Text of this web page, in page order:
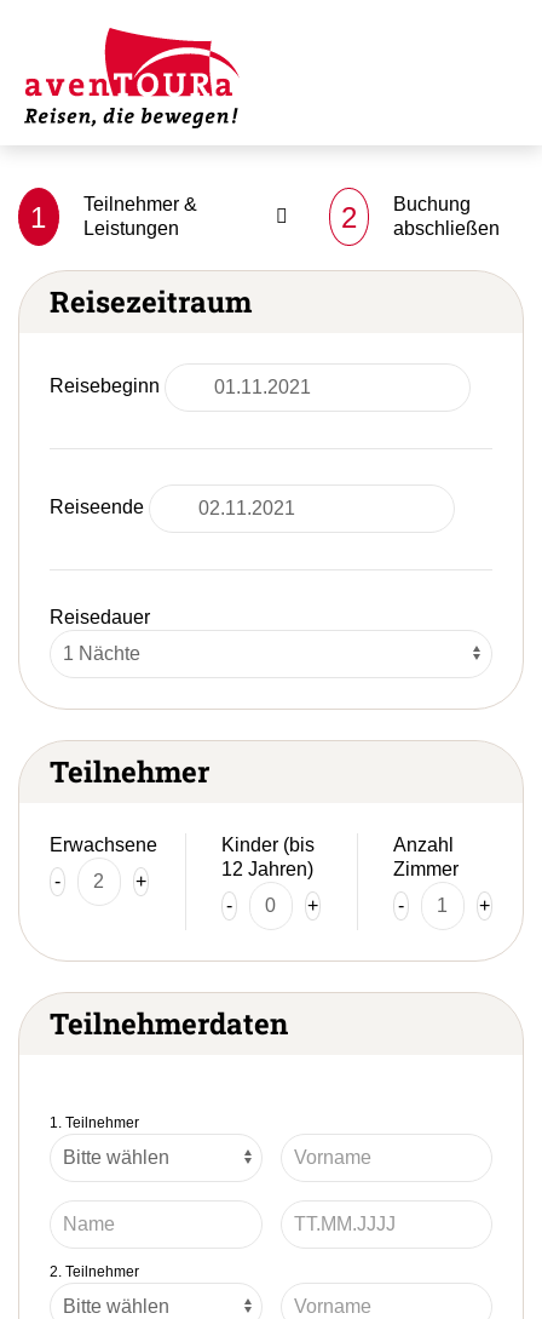
1
Teilnehmer &
Leistungen
2
Buchung
abschließen
Reisezeitraum
Reisebeginn
Reiseende
Reisedauer
Teilnehmer
Erwachsene
-
+
Kinder (bis
12 Jahren)
-
+
Anzahl
Zimmer
-
+
Teilnehmerdaten
1. Teilnehmer
2. Teilnehmer